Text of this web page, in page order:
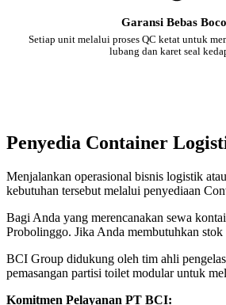
Garansi Bebas
Setiap unit melalui proses QC ketat untuk
lubang dan karet seal
Penyedia Container
Menjalankan operasional bisnis logistik
kebutuhan tersebut melalui penyediaan
Bagi Anda yang merencanakan sewa
Probolinggo. Jika Anda membutuhkan
BCI Group didukung oleh tim ahli
pemasangan partisi toilet modular untuk
Komitmen Pelayanan PT BCI: